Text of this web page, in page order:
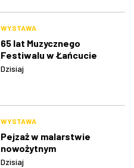
WYSTAWA
65 lat Muzycznego
Festiwalu w Łańcucie
Dzisiaj
WYSTAWA
Pejzaż w malarstwie
nowożytnym
Dzisiaj